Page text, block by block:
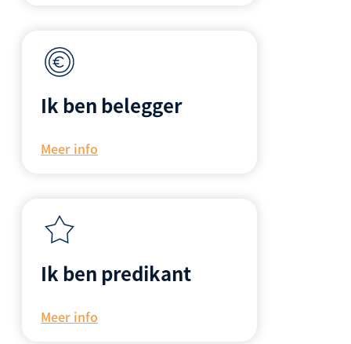
Ik ben belegger
Meer info
Ik ben predikant
Meer info